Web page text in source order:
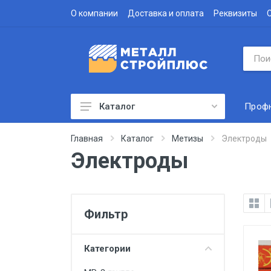
О компании Доставка и оплата Реквизиты
Профнастил
Водосточная система
Гофролист
Каталог
Главная Каталог Метизы Электроды
Электроды
Фильтр
Категории